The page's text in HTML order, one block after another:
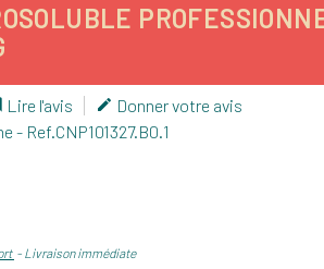
Lire l'avis  Donner votre avis
- Ref. CNP101327.B0.1
Livraison immédiate